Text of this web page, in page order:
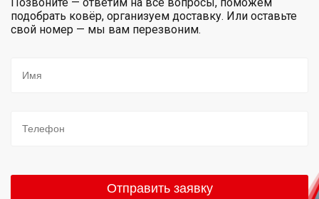
подобрать ковёр, организуем доставку. Или оставьте
свой номер — мы вам перезвоним.